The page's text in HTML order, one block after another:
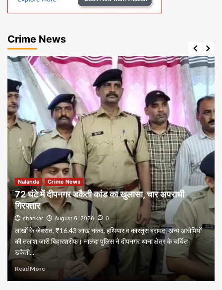
Crime News
Nalanda Crime News
72 घंटे में दीपनगर डकैती कांड का खुलासा, चार अपराधी
गिरफ्तार
shankar August 6, 2026 0
लाखों के जेवरात, ₹16.43 लाख नकद, हथियार व कारतूस बरामद; अन्य आरोपियों
की तलाश जारी बिहारशरीफ। नालंदा पुलिस ने दीपनगर थाना क्षेत्र के चर्चित
डकैती...
Read More